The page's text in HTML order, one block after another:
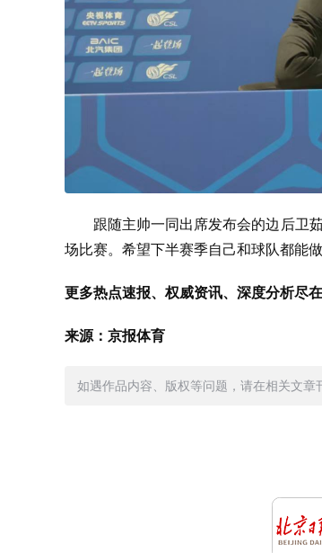
跟随主帅一同出席发布会的边后卫
场比赛。希望下半赛季自己和球队都能
更多热点速报、权威资讯、深度分析尽
来源：京报体育
如遇作品内容、版权等问题，请在相关文